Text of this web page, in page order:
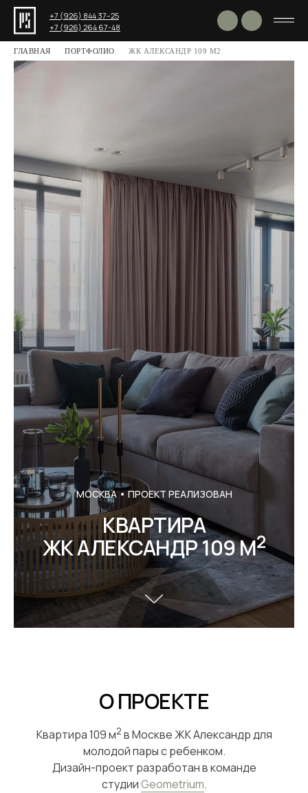
+7 (926) 844 37−25
+7 (926) 264 67-48
Поделиться
ГЛАВНАЯ ПОРТФОЛИО ЖК АЛЕКСАНДР 109 М2
МОСКВА • ПРОЕКТ РЕАЛИЗОВАН
КВАРТИРА
ЖК АЛЕКСАНДР 109 М2
О ПРОЕКТЕ
Квартира 109 м2 в Москве ЖК Александр для
молодой пары с ребенком.
Дизайн-проект разработан в команде
студииGeometrium.